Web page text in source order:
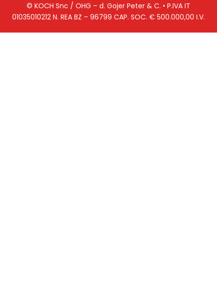
© KOCH Snc / OHG – d. Gojer Peter & C. • P.IVA IT
01035010212 N. REA BZ – 96799 CAP. SOC. € 500.000,00 I.V.